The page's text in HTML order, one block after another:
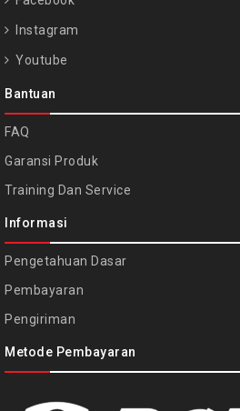
Instagram
Youtube
Bantuan
FAQ
Garansi Produk
Training Dan Service
Informasi
Pengetahuan Dasar
Pembayaran
Pengiriman
Metode Pembayaran